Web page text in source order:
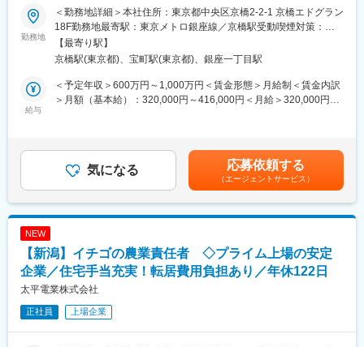
マーケティング部商品開発研究所は以下3チームに分かれており、
今回は（1）ビールもしくは（2）RTDチームの募集となります。
（1）「ビール、発泡酒、新ジャンル、ビールテイスト飲料のチー
ム」
ーム」
（3）「国産ウィスキー、その他洋酒のチーム」
味、パッケージ、PRを一気通貫で行い、お客様に真に響くブラン
ド育成に貢献できる体制です。
※マーケティング部商品開発研究所は、26年10月1日付で、キリン
「ライフサイエンス×地域」の観点で、植物由来の機能性タンパク
質を製造する革新的バイオテクノロジーの社会実装を推進してい
きます。本事業に参画いただき、一緒に事業を立ち上げる仲間を
募集します。熱い想いがある方、歓迎です。
■業務内容
立ち上げフェーズのため、目的タンパク質の企画や生産プロセス
■具体的な業務内容
■配属先：事業開発部
部長1名、マネージャー4名、社員17名（うちプロジェクトメンバ
※事業立ち上げ後、新会社設置となった際には、同社へ「出向」と
勤務地
＜勤務地詳細＞本社住所：東京都中央区京橋2-2-1 京橋エドグラン
18F勤務地最寄駅：東京メトロ銀座線／京橋駅受動喫煙対策：屋
内全面禁煙
【最寄り駅】
京橋駅(東京都)、宝町駅(東京都)、銀座一丁目駅
給与
＜予定年収＞600万円～1,000万円＜賃金形態＞月給制＜賃金内訳
＞月額（基本給）：320,000円～416,000円＜月給＞320,000円～
なしでは無く、別途全額支給です）。■昇給：年1回■賞与：年2回
賃金はあくまでも目安の金額であり、選考を通じて上下する可能
性があります。月給(月額)は固定手当を含めた表記です。
気になる 応募依頼する
（エージェントサービス）
NEW
【新潟】イチゴの農業責任者 ◇プライム上場の安定
企業／住宅手当充実！転居費用負担あり／年休122日
太平電業株式会社
正社員 上場企業